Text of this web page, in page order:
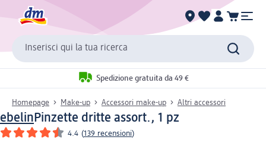
Inserisci qui la tua ricerca
Spedizione gratuita da 49 €
Homepage Make-up Accessori make-up Altri accessori
ebelinPinzette dritte assort., 1 pz
4.4 (139 recensioni)